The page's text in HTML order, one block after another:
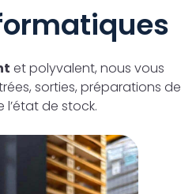
et polyvalent, nous vous
sorties, préparations de
de stock.